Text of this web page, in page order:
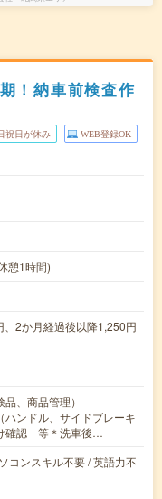
！納車前検査作
祝日が休み WEB登録OK
憩1時間)
2か月経過後以降1,250円
、商品管理）
ハンドル、サイドブレーキ
確認 等＊洗車後…
コンスキル不要 / 英語力不